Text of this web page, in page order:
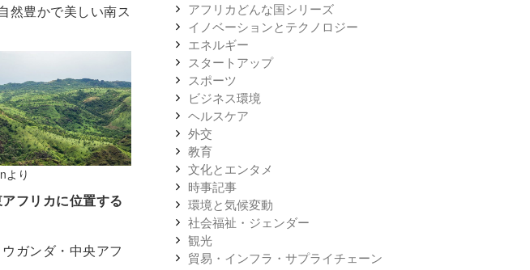
然豊かで美しい南ス
より
アフリカに位置する
ガンダ・中央アフ
アフリカどんな国シリーズ
イノベーションとテクノロジー
エネルギー
スタートアップ
スポーツ
ビジネス環境
ヘルスケア
外交
教育
文化とエンタメ
時事記事
環境と気候変動
社会福祉・ジェンダー
観光
貿易・インフラ・サプライチェーン